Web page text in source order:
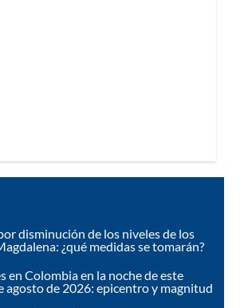
disminución de los niveles de los
¿qué medidas se tomarán?
en Colombia en la noche de este
agosto de 2026: epicentro y magnitud